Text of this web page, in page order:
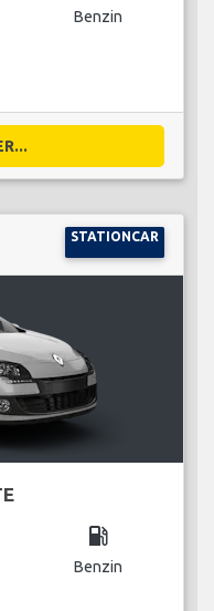
Benzin
STATIONCAR
local_gas_station
Benzin